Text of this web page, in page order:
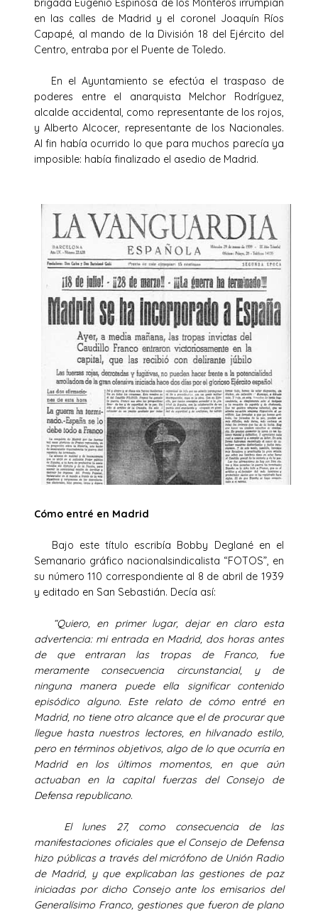
en las calles de Madrid y el coronel Joaquín Ríos
Capapé, al mando de la División 18 del Ejército del
Centro, entraba por el Puente de Toledo.
En el Ayuntamiento se efectúa el traspaso de
poderes entre el anarquista Melchor Rodríguez,
alcalde accidental, como representante de los rojos,
y Alberto Alcocer, representante de los Nacionales.
Al fin había ocurrido lo que para muchos parecía ya
imposible: había finalizado el asedio de Madrid.
Cómo entré en Madrid
Bajo este título escribía Bobby Deglané en el
Semanario gráfico nacionalsindicalista “FOTOS”, en
su número 110 correspondiente al 8 de abril de 1939
y editado en San Sebastián. Decía así:
“Quiero, en primer lugar, dejar en claro esta
advertencia: mi entrada en Madrid, dos horas antes
de que entraran las tropas de Franco, fue
meramente consecuencia circunstancial, y de
ninguna manera puede ella significar contenido
episódico alguno. Este relato de cómo entré en
Madrid, no tiene otro alcance que el de procurar que
llegue hasta nuestros lectores, en hilvanado estilo,
pero en términos objetivos, algo de lo que ocurría en
Madrid en los últimos momentos, en que aún
actuaban en la capital fuerzas del Consejo de
Defensa republicano.
El lunes 27, como consecuencia de las
manifestaciones oficiales que el Consejo de Defensa
hizo públicas a través del micrófono de Unión Radio
de Madrid, y que explicaban las gestiones de paz
iniciadas por dicho Consejo ante los emisarios del
Generalísimo Franco, gestiones que fueron de plano